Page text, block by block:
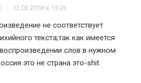
12.03.2018 в 19:26
не соответствует
текста,так как имеется
слов в нужном
это не страна это-shit